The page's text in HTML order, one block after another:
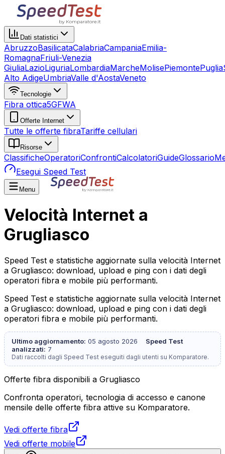
Dati statistici
AbruzzoBasilicataCalabriaCampaniaEmilia-
RomagnaFriuli-Venezia
GiuliaLazioLiguriaLombardiaMarcheMolisePiemontePuglia
Alto AdigeUmbriaValle d'AostaVeneto
Tecnologie
Fibra ottica5GFWA
Offerte Internet
Tutte le offerte fibraTariffe cellulari
Risorse
ClassificheOperatoriConfrontiCalcolatoriGuideGlossario
Esegui Speed Test
Menu
Velocità Internet a
Grugliasco
Speed Test e statistiche aggiornate sulla velocità Internet
a Grugliasco: download, upload e ping con i dati degli
operatori fibra e mobile più performanti.
Speed Test e statistiche aggiornate sulla velocità Internet
a Grugliasco: download, upload e ping con i dati degli
operatori fibra e mobile più performanti.
Ultimo aggiornamento: 05 agosto 2026
Speed Test
analizzati: 7
Dati raccolti dagli Speed Test eseguiti dagli utenti su Komparatore.
Offerte fibra disponibili a Grugliasco
Confronta operatori, tecnologia di accesso e canone
mensile delle offerte fibra attive su Komparatore.
Vedi offerte fibra
Vedi offerte mobile